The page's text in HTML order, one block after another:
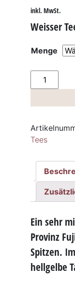
inkl. MwSt.
Weisser
Menge
Weisser
Tee
Menge
Tees
Ein sehr
Provinz
Spitzen.
hellgelbe